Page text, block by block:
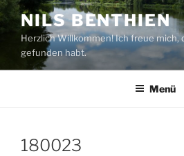
Zum
Inhalt
springen
NILS BENTHIEN
Herzlich Willkommen! Ich freue mich,
gefunden habt.
Menü
180023